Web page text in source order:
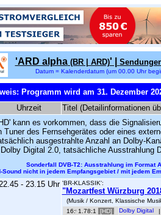
'ARD alpha(BR | ARD)' |
Datum = Kalenderdatum (um 00.00 Uhr
Programm wird am 31. Dezember
Uhrzeit
Titel (Detailinformationen
kann es vorkommen, dass die
Tuner des Fernsehgerätes oder eines
ausgestrahlte Anzahl an Dolby-
Digital 2.0, tatsächliche Ausstrahlung
Sonderfall DVB-T2: Ausstrahlung im Format
Sound nicht in jedem Empfangsgebiet / mit jedem
- 23.15 Uhr 'BR-KLASSIK':
"Mozartfest Würzburg
(Musik / Konzert, Klassische
1.78:1
[HD] |